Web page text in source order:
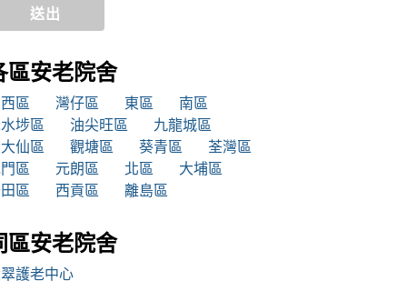
送出
區安老院舍
區 灣仔區 東區
南區
埗區
油尖旺區
九龍城區
仙區
觀塘區 葵青區
荃灣區
區
元朗區 北區
大埔區
區
西貢區 離島區
區安老院舍
護老中心